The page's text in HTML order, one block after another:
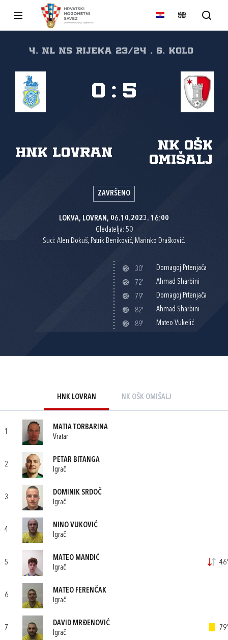
4. NL NS Rijeka 23/24 , 6. kolo
HNK Lovran
NK OŠK
Omišalj
0 : 5
ZAVRŠENO
LOKVA, LOVRAN, 06.10.2023. 16:00
Gledatelja: 50
Suci: Alen Dokuš, Patrik Beniković, Marinko Drašković.
30'
Domagoj Prtenjača
72'
Ahmad Sharbini
79'
Domagoj Prtenjača
82'
Ahmad Sharbini
89'
Mateo Vukelić
HNK LOVRAN NK OŠK OMIŠALJ
1
MATIA TORBARINA
Vratar
2
PETAR BITANGA
Igrač
3
DOMINIK SRDOČ
Igrač
4
NINO VUKOVIĆ
Igrač
5
MATEO MANDIĆ
Igrač
46'
6
MATEO FERENČAK
Igrač
7
DAVID MRĐENOVIĆ
Igrač
79'